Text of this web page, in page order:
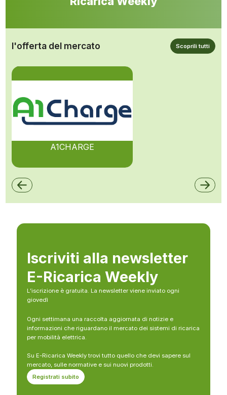
l'offerta del mercato Scoprili tutti
A1CHARGE
Iscriviti alla newsletter
E-Ricarica Weekly
L’iscrizione è gratuita. La newsletter viene inviato ogni
giovedì
Ogni settimana una raccolta aggiornata di notizie e
informazioni che riguardano il mercato dei sistemi di ricarica
per mobilità elettrica.
Su E-Ricarica Weekly trovi tutto quello che devi sapere sul
mercato, sulle normative e sui nuovi prodotti.
Registrati subito